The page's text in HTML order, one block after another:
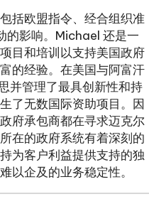
括欧盟指令、经合组织准
的影响。Michael 还是一
目和培训以支持美国政府
的经验。在美国与阿富汗
并管理了最具创新性和持
了无数国际资助项目。因
府承包商都在寻求迈克尔
在的政府系统有着深刻的
为客户利益提供支持的独
以企及的业务稳定性。